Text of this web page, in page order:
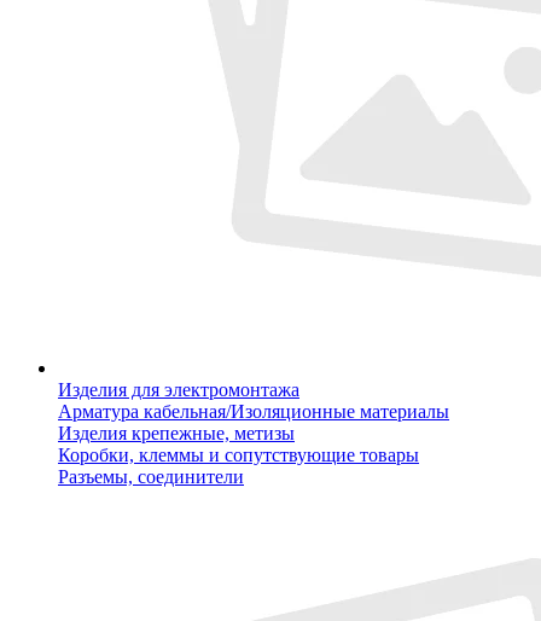
Изделия для электромонтажа
Арматура кабельная/Изоляционные материалы
Изделия крепежные, метизы
Коробки, клеммы и сопутствующие товары
Разъемы, соединители